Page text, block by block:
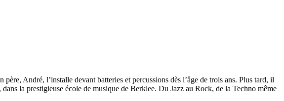
André, l’installe devant batteries et percussions dès l’âge de trois ans. Plus tard, il
la prestigieuse école de musique de Berklee. Du Jazz au Rock, de la Techno même